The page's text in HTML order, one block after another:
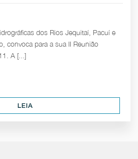
dos Rios Jequitaí, Pacuí e
convoca para a sua II Reunião
A [...]
LEIA